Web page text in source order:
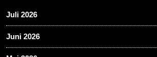
Juli 2026
Juni 2026